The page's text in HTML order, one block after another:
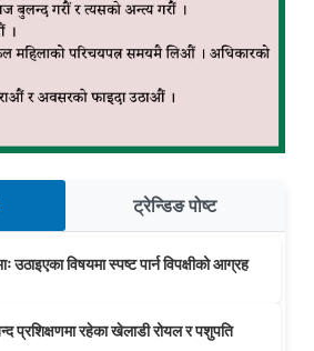
ट्रेन्डिङ पोष्ट
उठाइएका विषयमा स्पष्ट पार्न विपक्षीको आग्रह
प्रशिक्षणमा रहेका खेलाडी रोयल र पशुपति